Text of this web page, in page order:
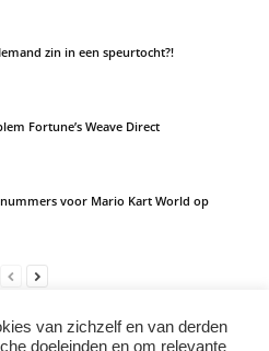
zin in een speurtocht?!
Fortune’s Weave Direct
voor Mario Kart World op
van zichzelf en van derden
doeleinden en om relevante